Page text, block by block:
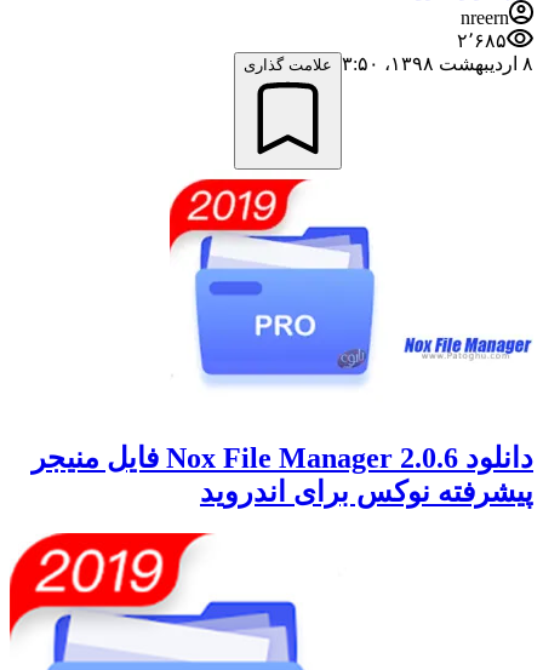
nreern
۲٬۶۸۵
۸ اردیبهشت ۱۳۹۸،‏ ۳:۵۰
علامت گذاری
دانلود Nox File Manager 2.0.6 فایل منیجر
پیشرفته نوکس برای اندروید